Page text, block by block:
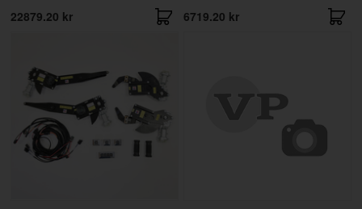
22879.20 kr 6719.20 kr